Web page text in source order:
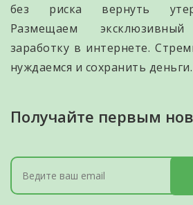
без риска вернуть
Размещаем
заработку в интернете.
нуждаемся и сохранить деньги.
Получайте первым